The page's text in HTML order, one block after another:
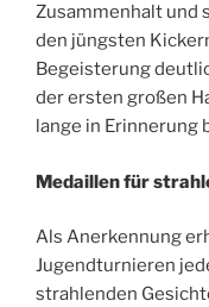
Zusammenhalt und
den jüngsten
Begeisterung
der ersten großen
lange in Erinnerung
Medaillen für
Als Anerkennung
Jugendturnieren
strahlenden